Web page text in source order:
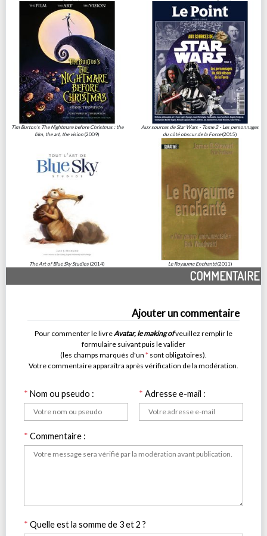
Tim Burton's The Nightmare before Christmas : the
film, the art, the vision (2009)
Aux sources de Star Wars - Tome 2 - Les personnages
du côté obscur de la Force(2015)
The Art of Blue Sky Studios (2014) Le Royaume Enchanté(2011)
COMMENTAIRE
Ajouter un commentaire
Pour commenter le livreAvatar, le making ofveuillez remplir le
formulaire suivant puis le valider
(les champs marqués d'un * sont obligatoires).
Votre commentaire apparaîtra après vérification de la modération.
* Nom ou pseudo : * Adresse e-mail :
* Commentaire :
* Quelle est la somme de 3 et 2 ?